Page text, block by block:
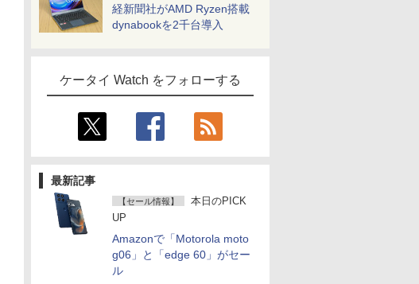
経新聞社がAMD Ryzen搭載
dynabookを2千台導入
ケータイ Watch をフォローする
最新記事
【セール情報】
本日のPICK
UP
Amazonで「Motorola moto
g06」と「edge 60」がセー
ル